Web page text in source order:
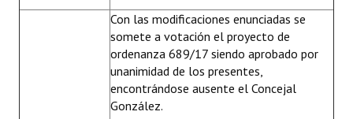
Con las modificaciones enunciadas se
somete a votación el proyecto de
ordenanza 689/17 siendo aprobado por
unanimidad de los presentes,
encontrándose ausente el Concejal
González.